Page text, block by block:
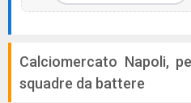
Calciomercato Napoli,
squadre da battere